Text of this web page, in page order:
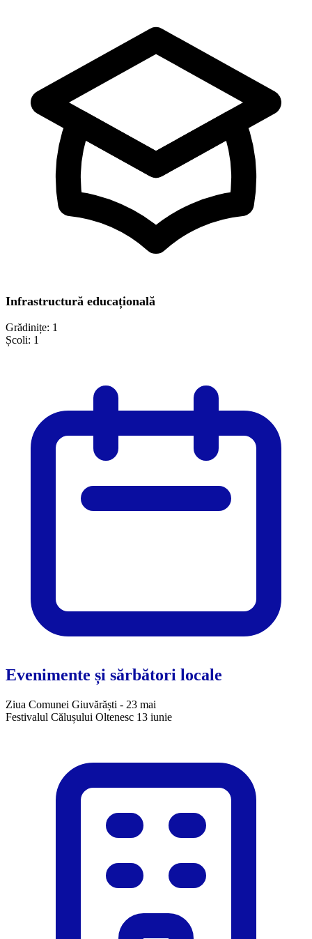
Infrastructură educațională
Grădinițe: 1
Școli: 1
Evenimente și sărbători locale
Ziua Comunei Giuvărăști - 23 mai
​Festivalul Călușului Oltenesc 13 iunie